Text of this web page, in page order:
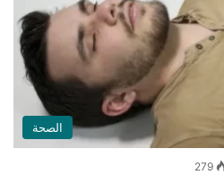
الصحة
279